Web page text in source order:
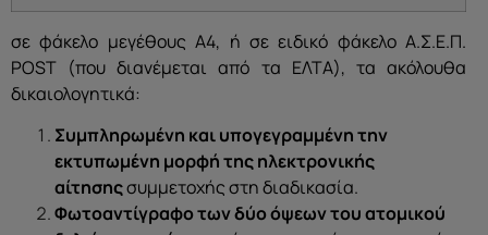
σε φάκελο μεγέθους Α4, ή σε ειδικό φάκελο Α.Σ.Ε.Π.
POST (που διανέμεται από τα ΕΛΤΑ), τα ακόλουθα
δικαιολογητικά:
Συμπληρωμένη και υπογεγραμμένη την
εκτυπωμένη μορφή της ηλεκτρονικής
αίτησηςσυμμετοχής στη διαδικασία.
Φωτοαντίγραφο των δύο όψεων του ατομικού